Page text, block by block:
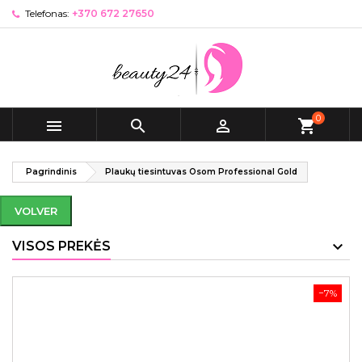
Telefonas: +370 672 27650
   shopping_cart0
Pagrindinis Plaukų tiesintuvas Osom Professional Gold
VOLVER
VISOS PREKĖS
−7%